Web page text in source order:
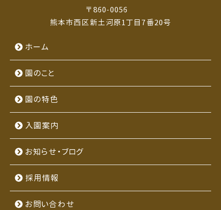
〒860-0056
熊本市西区新土河原1丁目7番20号
ホーム
園のこと
園の特色
入園案内
お知らせ・ブログ
採用情報
お問い合わせ